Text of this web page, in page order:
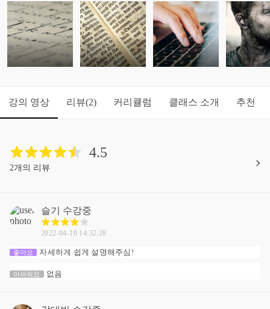
강의 영상 리뷰(2) 커리큘럼 클래스 소개 추천
4.5
2개의 리뷰
슬기 수강중
2022-04-10 14:32:28
좋아요 자세하게 쉽게 설명해주심!
아쉬워요 없음